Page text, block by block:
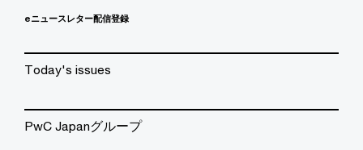
eニュースレター配信登録
Today's issues
PwC Japanグループ